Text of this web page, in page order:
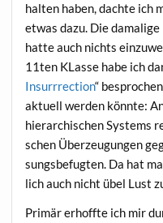
hal­ten haben, dach­te ich
etwas dazu. Die
hat­te auch nichts
11ten KLas­se habe ich
Insurr­rec­tion“
aktu­ell wer­den könn­te:
hier­ar­chi­schen Sys­tems
schen Über­zeu­gun­gen
sungs­be­fug­ten. Da hat
lich auch nicht übel Lust
Pri­mär erhoff­te ich mir